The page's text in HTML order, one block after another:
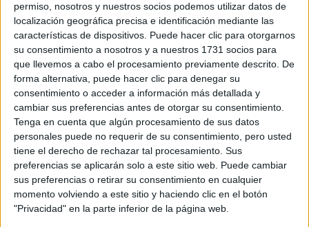
permiso, nosotros y nuestros socios podemos utilizar datos de
localización geográfica precisa e identificación mediante las
características de dispositivos. Puede hacer clic para otorgarnos
su consentimiento a nosotros y a nuestros 1731 socios para
que llevemos a cabo el procesamiento previamente descrito. De
forma alternativa, puede hacer clic para denegar su
consentimiento o acceder a información más detallada y
cambiar sus preferencias antes de otorgar su consentimiento.
Tenga en cuenta que algún procesamiento de sus datos
personales puede no requerir de su consentimiento, pero usted
tiene el derecho de rechazar tal procesamiento. Sus
preferencias se aplicarán solo a este sitio web. Puede cambiar
sus preferencias o retirar su consentimiento en cualquier
momento volviendo a este sitio y haciendo clic en el botón
"Privacidad" en la parte inferior de la página web.
Pues estoy pensando posibles carreras para que cuando toque
elegirlas y tal, y la de "estudios de africa y asia", que se imparte
en la uam me ha llamado la atencion, aunque le veo pocas
salidas
que pensais vosotros?
4 comentarios
derecho+ade-uam o
Mai55 02/04/2011
Hola, estoy estudiando 2º de Bachillerato y me gustaría hacer
después el doble grado de Derecho+Ade.